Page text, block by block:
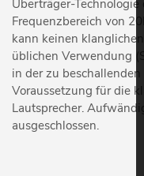
Überträger-
Frequenzbereich von
kann keinen
üblichen Verwendung
in der zu
Voraussetzung für die
Lautsprecher.
ausgeschlossen.